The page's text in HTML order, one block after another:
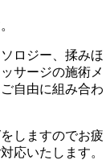
ロジー、揉みほ
サージの施術メ
自由に組み合わ
しますのでお疲
応いたします。